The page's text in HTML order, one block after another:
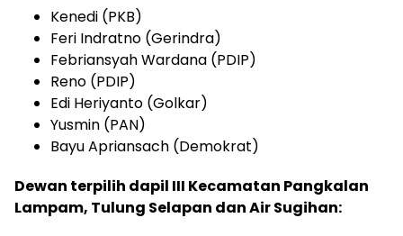
Kenedi (PKB)
Feri Indratno (Gerindra)
Febriansyah Wardana (PDIP)
Reno (PDIP)
Edi Heriyanto (Golkar)
Yusmin (PAN)
Bayu Apriansach (Demokrat)
Dewan terpilih dapil III Kecamatan Pangkalan
Lampam, Tulung Selapan dan Air Sugihan: